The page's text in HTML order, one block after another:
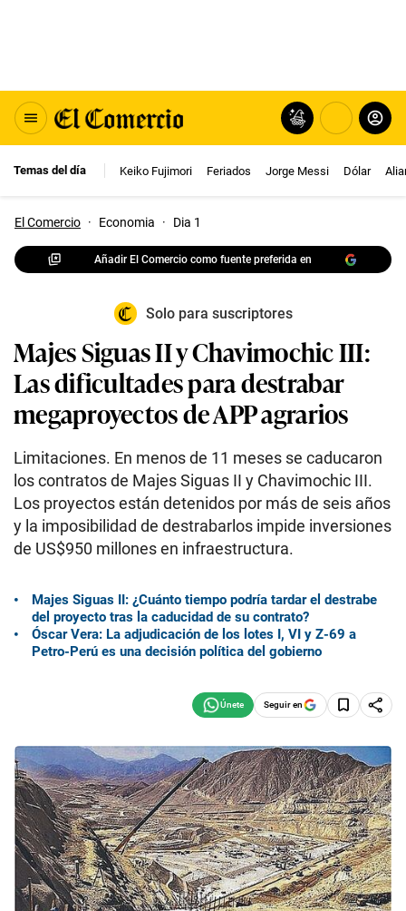
Temas del día Keiko Fujimori Feriados Jorge Messi Dólar
El Comercio · Economia · Dia 1
Añadir El Comercio como fuente preferida en
Solo para suscriptores
Majes Siguas II y Chavimochic III:
Las dificultades para destrabar
megaproyectos de APP agrarios
Limitaciones. En menos de 11 meses se caducaron
los contratos de Majes Siguas II y Chavimochic III.
Los proyectos están detenidos por más de seis años
y la imposibilidad de destrabarlos impide inversiones
de US$950 millones en infraestructura.
Majes Siguas II: ¿Cuánto tiempo podría tardar el destrabe
del proyecto tras la caducidad de su contrato?
Óscar Vera: La adjudicación de los lotes I, VI y Z-69 a
Petro-Perú es una decisión política del gobierno
Seguir en